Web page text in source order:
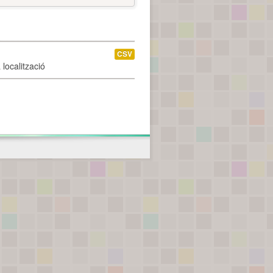
CSV